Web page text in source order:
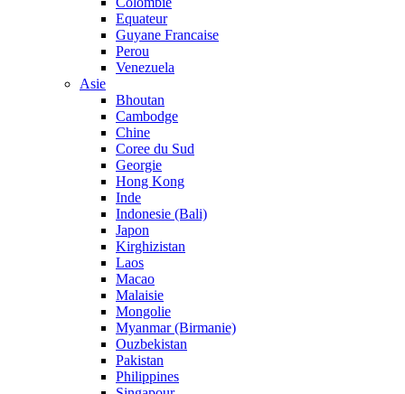
Equateur
Guyane Francaise
Perou
Venezuela
Asie
Bhoutan
Cambodge
Chine
Coree du Sud
Georgie
Hong Kong
Inde
Indonesie (Bali)
Japon
Kirghizistan
Laos
Macao
Malaisie
Mongolie
Myanmar (Birmanie)
Ouzbekistan
Pakistan
Philippines